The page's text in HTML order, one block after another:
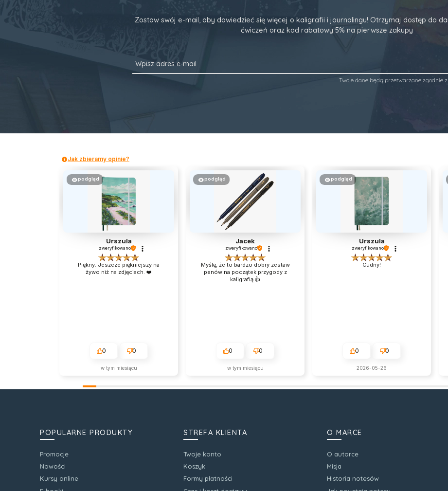
Zostaw swój e-mail, aby dowiedzieć się więcej o kaligrafii i journalingu! Otrzymaj dostęp do
ćwiczeń oraz kod rabatowy 5% na pierwsze zakupy
Twoje dane będą przetwarzane zgodnie
Jak zbieramy opinie?
podgląd
Urszula
zweryfikowano
Piękny. Jeszcze piękniejszy na
żywo niż na zdjęciach. ❤️
0 0
w tym miesiącu
podgląd
Jacek
zweryfikowano
Myślę, że to bardzo dobry zestaw
penów na początek przygody z
kaligrafią.👍️
0 0
w tym miesiącu
podgląd
Urszula
zweryfikowano
Cudny!
0 0
2026-05-26
POPULARNE PRODUKTY
Promocje
Nowości
Kursy online
STREFA KLIENTA
Twoje konto
Koszyk
Formy płatności
O MARCE
O autorce
Misja
Historia notesów